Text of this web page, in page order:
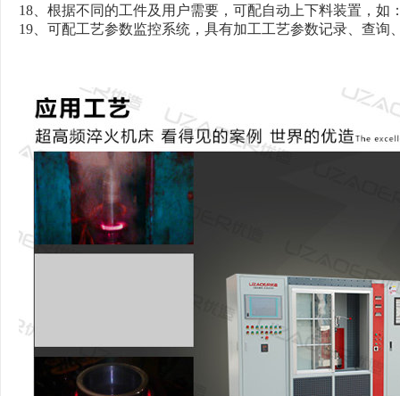
18、根据不同的工件及用户需要，可配自动上下料装置，如
19、可配工艺参数监控系统，具有加工工艺参数记录、查询